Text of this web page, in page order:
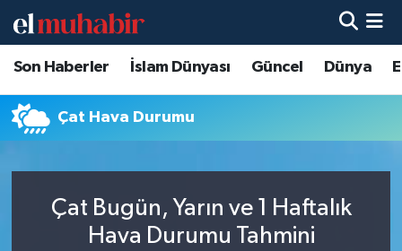
Son Haberler İslam Dünyası Güncel Dünya
Çat Hava Durumu
Çat Bugün, Yarın ve 1 Haftalık
Hava Durumu Tahmini
Hava Durumu
Trafik Durumu
Tüm Manşetler